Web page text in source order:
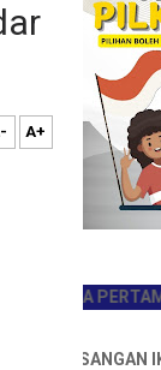
A+
PERTAMA
IKLAN